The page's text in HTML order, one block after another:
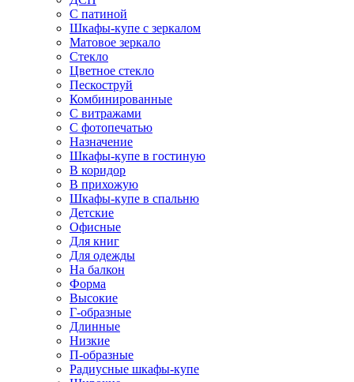
С патиной
Шкафы-купе с зеркалом
Матовое зеркало
Стекло
Цветное стекло
Пескоструй
Комбинированные
С витражами
С фотопечатью
Назначение
Шкафы-купе в гостиную
В коридор
В прихожую
Шкафы-купе в спальню
Детские
Офисные
Для книг
Для одежды
На балкон
Форма
Высокие
Г-образные
Длинные
Низкие
П-образные
Радиусные шкафы-купе